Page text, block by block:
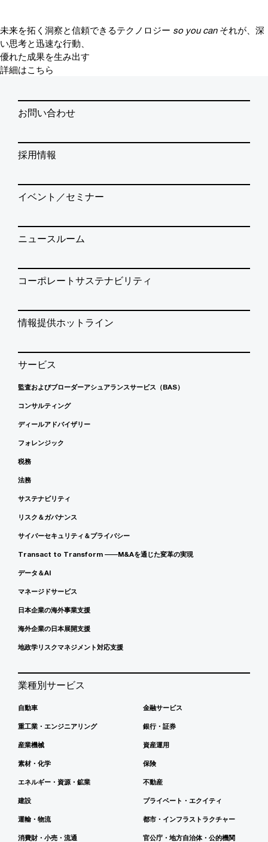
未来を拓く洞察と信頼できるテクノロジー so you can それが、深
い思考と迅速な行動、
優れた成果を生み出す
詳細はこちら
お問い合わせ
採用情報
イベント／セミナー
ニュースルーム
コーポレートサステナビリティ
情報提供ホットライン
サービス
監査およびブローダーアシュアランスサービス（BAS）
コンサルティング
ディールアドバイザリー
フォレンジック
税務
法務
サステナビリティ
リスク＆ガバナンス
サイバーセキュリティ＆プライバシー
Transact to Transform ――M&Aを通じた変革の実現
データ＆AI
マネージドサービス
日本企業の海外事業支援
海外企業の日本展開支援
地政学リスクマネジメント対応支援
業種別サービス
自動車
重工業・エンジニアリング
産業機械
素材・化学
エネルギー・資源・鉱業
建設
運輸・物流
消費財・小売・流通
金融サービス
銀行・証券
資産運用
保険
不動産
プライベート・エクイティ
都市・インフラストラクチャー
官公庁・地方自治体・公的機関